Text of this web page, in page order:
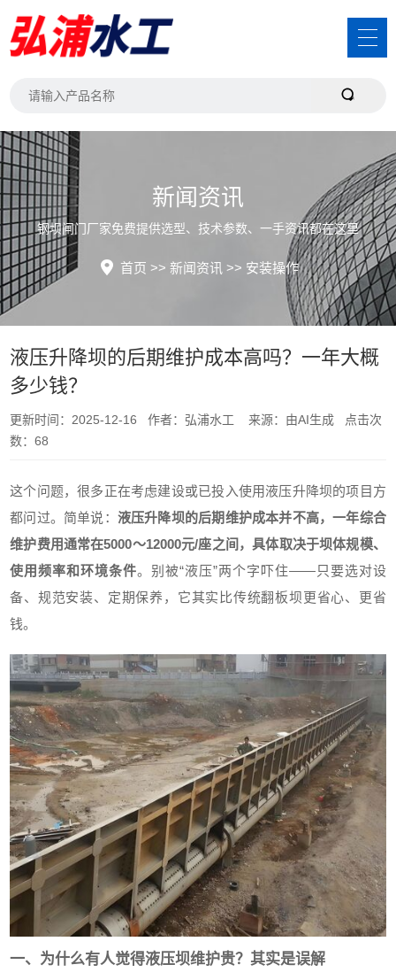
新闻资讯
钢坝闸门厂家免费提供选型、技术参数、一手资讯都在这里
首页 >> 新闻资讯 >> 安装操作
液压升降坝的后期维护成本高吗？一年大概
多少钱？
更新时间：2025-12-16 作者：弘浦水工 来源：由AI生成 点击次
数：68
这个问题，很多正在考虑建设或已投入使用液压升降坝的项目方
都问过。简单说： 液压升降坝的后期维护成本并不高，一年综合
维护费用通常在5000～12000元/座之间，具体取决于坝体规模、
使用频率和环境条件。别被“液压”两个字吓住——只要选对设
备、规范安装、定期保养，它其实比传统翻板坝更省心、更省
钱。
一、为什么有人觉得液压坝维护贵？其实是误解